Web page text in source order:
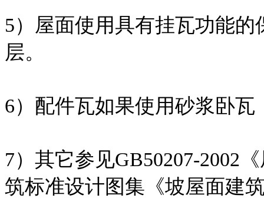
5）屋面使用具有挂瓦功能
层。
6）配件瓦如果使用砂浆卧
7）其它参见GB50207-2002
筑标准设计图集《坡屋面建